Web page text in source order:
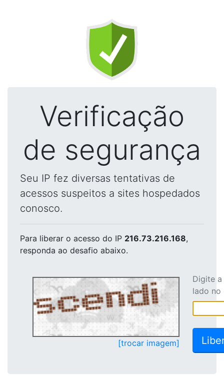
Verificação
de segurança
Seu IP fez diversas tentativas de
acessos suspeitos a sites hospedados
conosco.
Para liberar o acesso do IP 216.73.216.168,
responda ao desafio abaixo.
[trocar imagem]
Digite
lado no